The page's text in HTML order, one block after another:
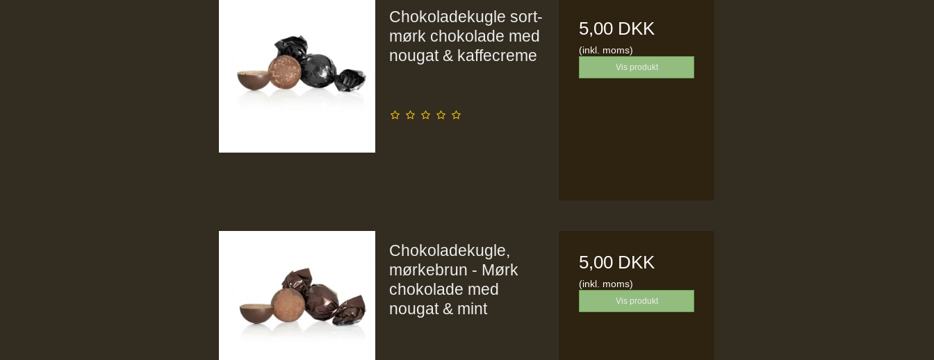
Chokoladekugle sort-
mørk chokolade med
nougat & kaffecreme
5,00 DKK
(inkl. moms)
Vis produkt
Chokoladekugle,
mørkebrun - Mørk
chokolade med
nougat & mint
5,00 DKK
(inkl. moms)
Vis produkt